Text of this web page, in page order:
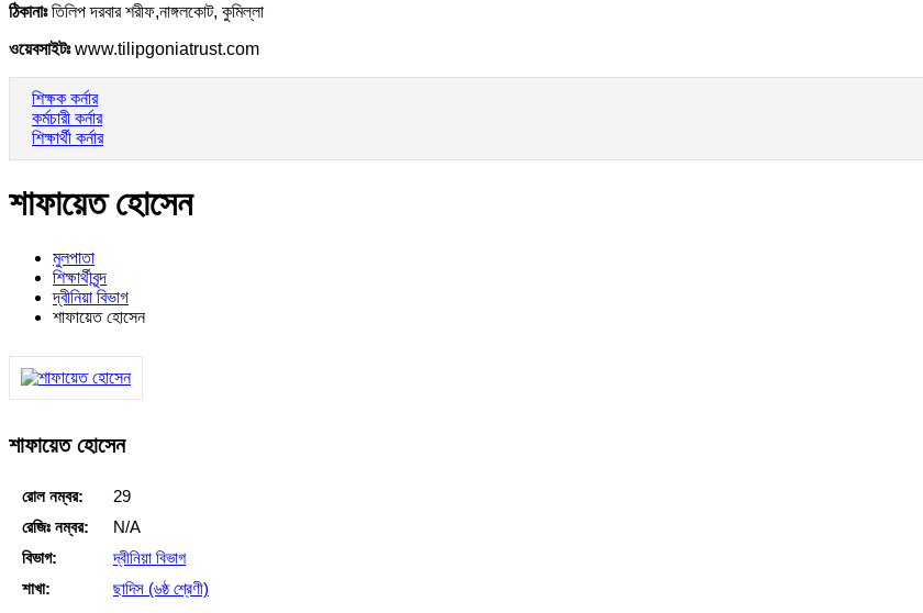
ঠিকানাঃতিলিপ দরবার শরীফ,নাঙ্গলকোট, কুমিল্লা
ওয়েবসাইটঃwww.tilipgoniatrust.com
শিক্ষক কর্নার
কর্মচারী কর্নার
শিক্ষার্থী কর্নার
শাফায়েত হোসেন
মুলপাতা
শিক্ষার্থীবৃন্দ
দ্বীনিয়া বিভাগ
শাফায়েত হোসেন
শাফায়েত হোসেন
রোল নম্বর:
29
রেজিঃ নম্বর:
N/A
বিভাগ:
দ্বীনিয়া বিভাগ
শাখা:
ছাদিস (৬ষ্ঠ শ্রেণী)